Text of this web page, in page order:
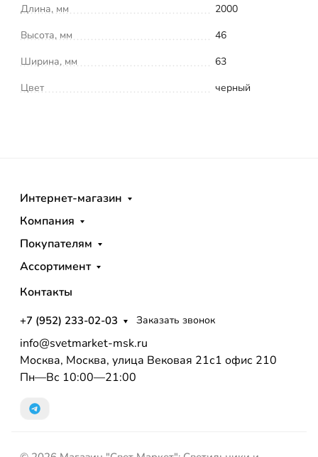
Длина, мм
2000
Высота, мм
46
Ширина, мм
63
Цвет
черный
Интернет-магазин
Компания
Покупателям
Ассортимент
Контакты
+7 (952) 233-02-03 Заказать звонок
info@svetmarket-msk.ru
Москва, Москва, улица Вековая 21с1 офис 210
Пн—Вс 10:00—21:00